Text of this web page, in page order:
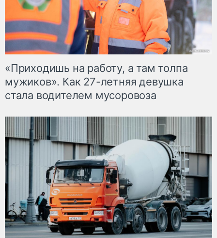
«Приходишь на работу, а там толпа
мужиков». Как 27-летняя девушка
стала водителем мусоровоза